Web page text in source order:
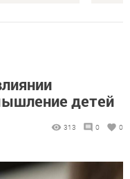
детей
313 0 0